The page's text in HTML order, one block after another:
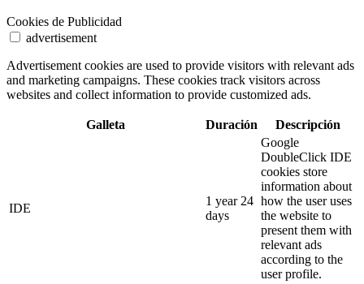
Cookies de Publicidad
advertisement
Advertisement cookies are used to provide visitors with relevant ads
and marketing campaigns. These cookies track visitors across
websites and collect information to provide customized ads.
Galleta Duración Descripción
IDE
1 year 24
days
Google
DoubleClick IDE
cookies store
information about
how the user uses
the website to
present them with
relevant ads
according to the
user profile.